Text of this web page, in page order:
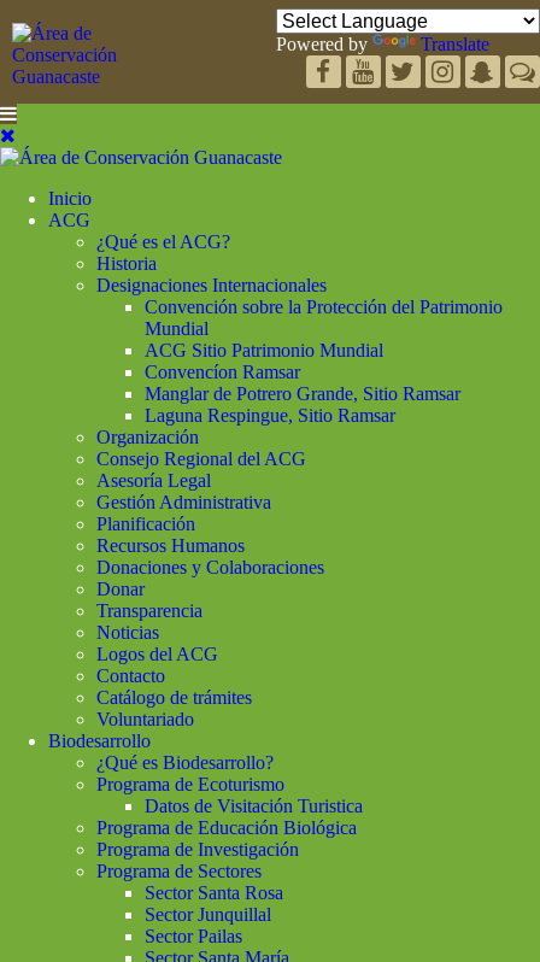
Powered by Translate
Inicio
ACG
¿Qué es el ACG?
Historia
Designaciones Internacionales
Convención sobre la Protección del Patrimonio
Mundial
ACG Sitio Patrimonio Mundial
Convencíon Ramsar
Manglar de Potrero Grande, Sitio Ramsar
Laguna Respingue, Sitio Ramsar
Organización
Consejo Regional del ACG
Asesoría Legal
Gestión Administrativa
Planificación
Recursos Humanos
Donaciones y Colaboraciones
Donar
Transparencia
Noticias
Logos del ACG
Contacto
Catálogo de trámites
Voluntariado
Biodesarrollo
¿Qué es Biodesarrollo?
Programa de Ecoturismo
Datos de Visitación Turistica
Programa de Educación Biológica
Programa de Investigación
Programa de Sectores
Sector Santa Rosa
Sector Junquillal
Sector Pailas